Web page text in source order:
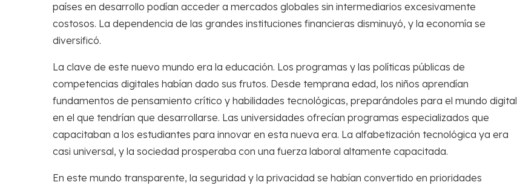
países en desarrollo podían acceder a mercados globales sin intermediarios excesivamente
costosos. La dependencia de las grandes instituciones financieras disminuyó, y la economía se
diversificó.
La clave de este nuevo mundo era la educación. Los programas y las políticas públicas de
competencias digitales habían dado sus frutos. Desde temprana edad, los niños aprendían
fundamentos de pensamiento crítico y habilidades tecnológicas, preparándoles para el mundo digital
en el que tendrían que desarrollarse. Las universidades ofrecían programas especializados que
capacitaban a los estudiantes para innovar en esta nueva era. La alfabetización tecnológica ya era
casi universal, y la sociedad prosperaba con una fuerza laboral altamente capacitada.
En este mundo transparente, la seguridad y la privacidad se habían convertido en prioridades